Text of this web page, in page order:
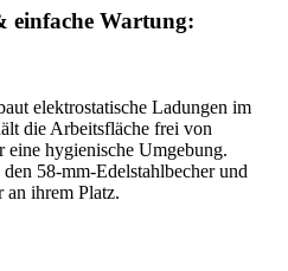
Wartung:
elektrostatische Ladungen im
die Arbeitsfläche frei von
eine hygienische Umgebung.
58-mm-Edelstahlbecher und
an ihrem Platz.